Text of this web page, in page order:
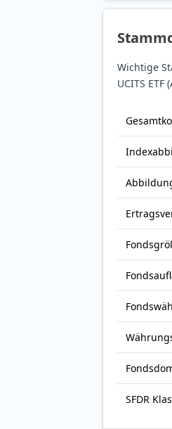
Wichtige
UCITS ETF
SFDR